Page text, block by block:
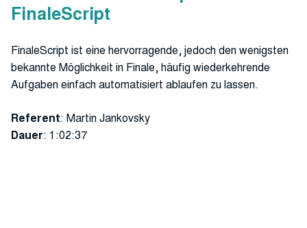
FinaleScript
FinaleScript ist eine hervorragende, jedoch den wenigsten
bekannte Möglichkeit in Finale, häufig wiederkehrende
Aufgaben einfach automatisiert ablaufen zu lassen.
Referent: Martin Jankovsky
Dauer: 1:02:37